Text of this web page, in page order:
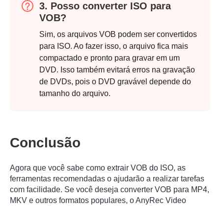
3. Posso converter ISO para
VOB?
Sim, os arquivos VOB podem ser convertidos
para ISO. Ao fazer isso, o arquivo fica mais
compactado e pronto para gravar em um
DVD. Isso também evitará erros na gravação
de DVDs, pois o DVD gravável depende do
tamanho do arquivo.
Conclusão
Agora que você sabe como extrair VOB do ISO, as
ferramentas recomendadas o ajudarão a realizar tarefas
com facilidade. Se você deseja converter VOB para MP4,
MKV e outros formatos populares, o AnyRec Video